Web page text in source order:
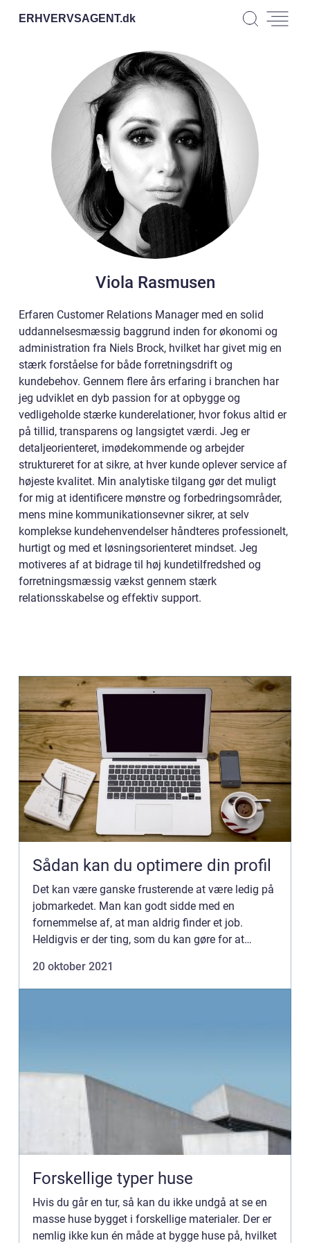
ERHVERVSAGENT.dk
Viola Rasmusen
Erfaren Customer Relations Manager med en solid
uddannelsesmæssig baggrund inden for økonomi og
administration fra Niels Brock, hvilket har givet mig en
stærk forståelse for både forretningsdrift og
kundebehov. Gennem flere års erfaring i branchen har
jeg udviklet en dyb passion for at opbygge og
vedligeholde stærke kunderelationer, hvor fokus altid er
på tillid, transparens og langsigtet værdi. Jeg er
detaljeorienteret, imødekommende og arbejder
struktureret for at sikre, at hver kunde oplever service af
højeste kvalitet. Min analytiske tilgang gør det muligt
for mig at identificere mønstre og forbedringsområder,
mens mine kommunikationsevner sikrer, at selv
komplekse kundehenvendelser håndteres professionelt,
hurtigt og med et løsningsorienteret mindset. Jeg
motiveres af at bidrage til høj kundetilfredshed og
forretningsmæssig vækst gennem stærk
relationsskabelse og effektiv support.
Sådan kan du optimere din profil
Det kan være ganske frusterende at være ledig på
jobmarkedet. Man kan godt sidde med en
fornemmelse af, at man aldrig finder et job.
Heldigvis er der ting, som du kan gøre for at
arbejdsgiver. Læs m...
20 oktober 2021
Forskellige typer huse
Hvis du går en tur, så kan du ikke undgå at se en
masse huse bygget i forskellige materialer. Der er
nemlig ikke kun én måde at bygge huse på, hvilket